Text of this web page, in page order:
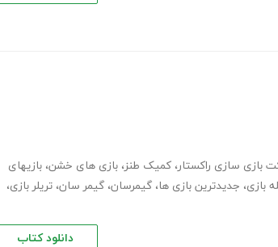
بازی سازی راکستار، کمیک طنز، بازی های خشن، بازیهای
بازی، جدیدترین بازی ها، گیمرسان، گیمر سان، تریلر بازی،
دانلود کتاب